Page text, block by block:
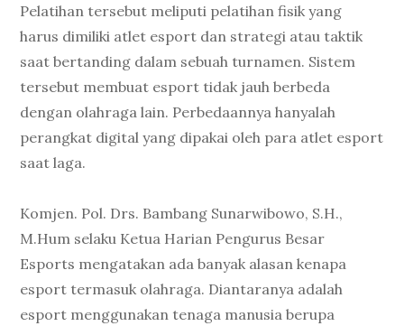
Pelatihan tersebut meliputi pelatihan fisik yang
harus dimiliki atlet esport dan strategi atau taktik
saat bertanding dalam sebuah turnamen. Sistem
tersebut membuat esport tidak jauh berbeda
dengan olahraga lain. Perbedaannya hanyalah
perangkat digital yang dipakai oleh para atlet esport
saat laga.
Komjen. Pol. Drs. Bambang Sunarwibowo, S.H.,
M.Hum selaku Ketua Harian Pengurus Besar
Esports mengatakan ada banyak alasan kenapa
esport termasuk olahraga. Diantaranya adalah
esport menggunakan tenaga manusia berupa